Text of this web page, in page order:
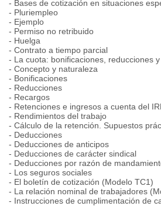
- Bases de cotización en situaciones
- Pluriempleo
- Ejemplo
- Permiso no retribuido
- Huelga
- Contrato a tiempo parcial
- La cuota: bonificaciones, reducciones
- Concepto y naturaleza
- Bonificaciones
- Reducciones
- Recargos
- Retenciones e ingresos a cuenta del
- Rendimientos del trabajo
- Cálculo de la retención. Supuestos
- Deducciones
- Deducciones de anticipos
- Deducciones de carácter sindical
- Deducciones por razón de
- Los seguros sociales
- El boletín de cotización (Modelo TC1)
- La relación nominal de trabajadores
- Instrucciones de cumplimentación de